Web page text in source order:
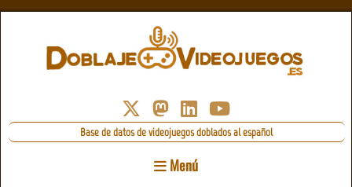
Base de datos de videojuegos doblados al español
Menú